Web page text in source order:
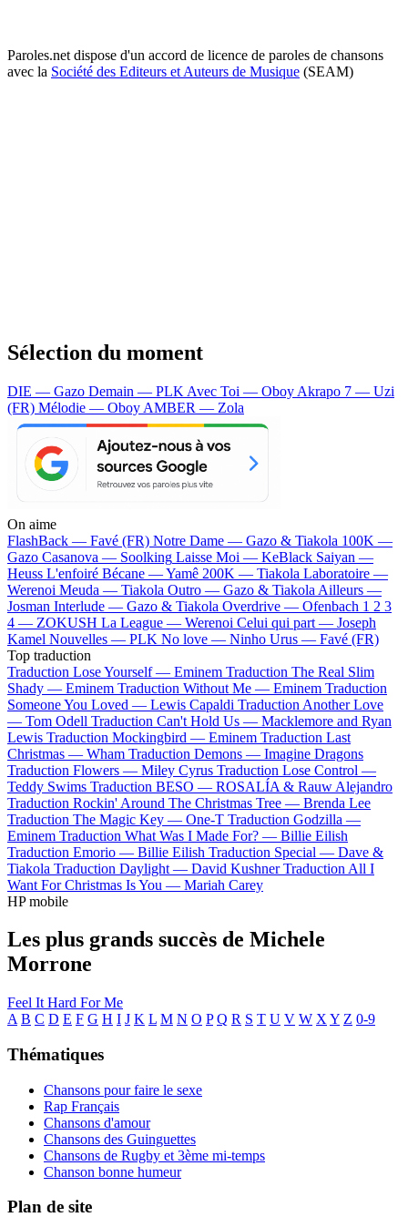
Paroles.net dispose d'un accord de licence de paroles de chansons
avec la Société des Editeurs et Auteurs de Musique (SEAM)
Sélection du moment
DIE — Gazo Demain — PLK Avec Toi — Oboy Akrapo 7 — Uzi
(FR) Mélodie — Oboy AMBER — Zola
On aime
FlashBack — Favé (FR) Notre Dame — Gazo & Tiakola 100K —
Gazo Casanova — Soolking Laisse Moi — KeBlack Saiyan —
Heuss L'enfoiré Bécane —Yamê 200K — Tiakola Laboratoire —
Werenoi Meuda — Tiakola Outro — Gazo & Tiakola Ailleurs —
Josman Interlude — Gazo & Tiakola Overdrive — Ofenbach 1 2 3
4 — ZOKUSH La League — Werenoi Celui qui part — Joseph
Kamel Nouvelles — PLK No love — Ninho Urus — Favé (FR)
Top traduction
Traduction Lose Yourself — Eminem Traduction The Real Slim
Shady — Eminem Traduction Without Me — Eminem Traduction
Someone You Loved — Lewis Capaldi Traduction Another Love
— Tom Odell Traduction Can't Hold Us — Macklemore and Ryan
Lewis Traduction Mockingbird — Eminem Traduction Last
Christmas — Wham Traduction Demons — Imagine Dragons
Traduction Flowers — Miley Cyrus Traduction Lose Control —
Teddy Swims Traduction BESO — ROSALÍA & Rauw Alejandro
Traduction Rockin' Around The Christmas Tree — Brenda Lee
Traduction The Magic Key — One-T Traduction Godzilla —
Eminem Traduction What Was I Made For? — Billie Eilish
Traduction Emorio — Billie Eilish Traduction Special — Dave &
Tiakola Traduction Daylight — David Kushner Traduction All I
Want For Christmas Is You — Mariah Carey
HP mobile
Les plus grands succès de Michele
Morrone
Feel It Hard For Me
A B C D E F G H I J K L M N O P Q R S T U V W X Y Z 0-9
Thématiques
Chansons pour faire le sexe
Rap Français
Chansons d'amour
Chansons des Guinguettes
Chansons de Rugby et 3ème mi-temps
Chanson bonne humeur
Plan de site